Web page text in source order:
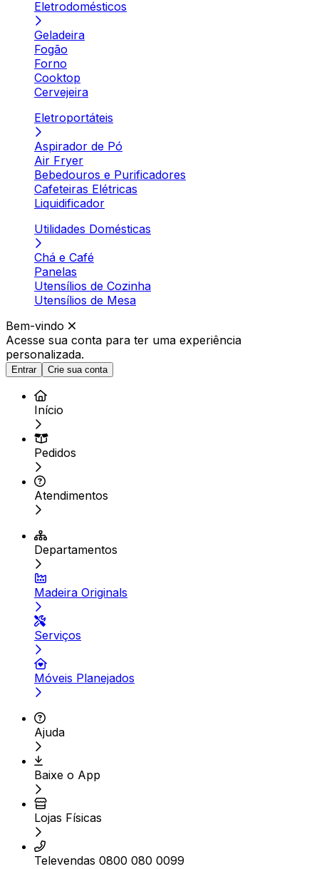
Eletrodomésticos
Geladeira
Fogão
Forno
Cooktop
Cervejeira
Eletroportáteis
Aspirador de Pó
Air Fryer
Bebedouros e Purificadores
Cafeteiras Elétricas
Liquidificador
Utilidades Domésticas
Chá e Café
Panelas
Utensílios de Cozinha
Utensílios de Mesa
Bem-vindo
Acesse sua conta para ter uma experiência
personalizada.
Entrar Crie sua conta
Início
Pedidos
Atendimentos
Departamentos
Madeira Originals
Serviços
Móveis Planejados
Ajuda
Baixe o App
Lojas Físicas
Televendas 0800 080 0099